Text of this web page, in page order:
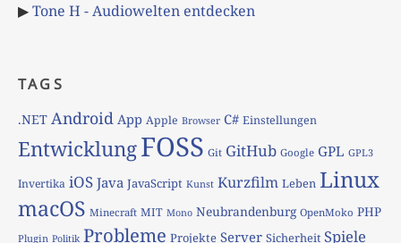
▶Tone H - Audiowelten entdecken
TAGS
.NET Android App Apple Browser C# Einstellungen
EntwicklungFOSS Git GitHub Google GPL GPL3
Invertika iOS Java JavaScript Kunst Kurzfilm Leben Linux
macOS Minecraft MIT Mono Neubrandenburg OpenMoko PHP
Plugin Politik Probleme Projekte Server Sicherheit Spiele